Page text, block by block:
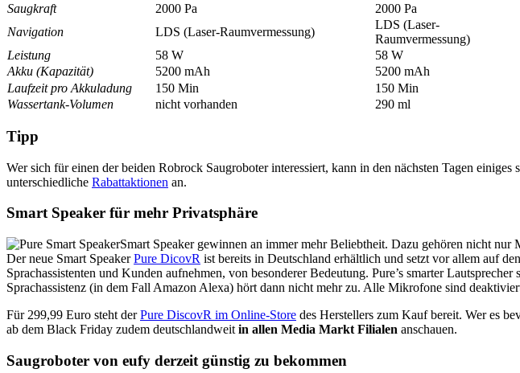
Saugkraft
2000 Pa
2000 Pa
Navigation
LDS (Laser-Raumvermessung)
LDS (Laser-
Raumvermessung)
Leistung
58 W
58 W
Akku (Kapazität)
5200 mAh
5200 mAh
Laufzeit pro Akkuladung
150 Min
150 Min
Wassertank-Volumen
nicht vorhanden 290 ml
Tipp
Wer sich für einen der beiden Robrock Saugroboter interessiert, kann in den nächsten Tagen
unterschiedliche Rabattaktionen an.
Smart Speaker für mehr Privatsphäre
Smart Speaker gewinnen an immer mehr Beliebtheit. Dazu gehören nicht
Der neue Smart SpeakerPure DicovR ist bereits in Deutschland erhältlich und setzt vor allem auf
Sprachassistenten und Kunden aufnehmen, von besonderer Bedeutung. Pure’s smarter
Sprachassistenz (in dem Fall Amazon Alexa) hört dann nicht mehr zu. Alle Mikrofone sind
Für 299,99 Euro steht derPure DiscovR im Online-Store des Herstellers zum Kauf bereit. Wer es
ab dem Black Friday zudem deutschlandweit in allen Media Markt Filialen anschauen.
Saugroboter von eufy derzeit günstig zu bekommen